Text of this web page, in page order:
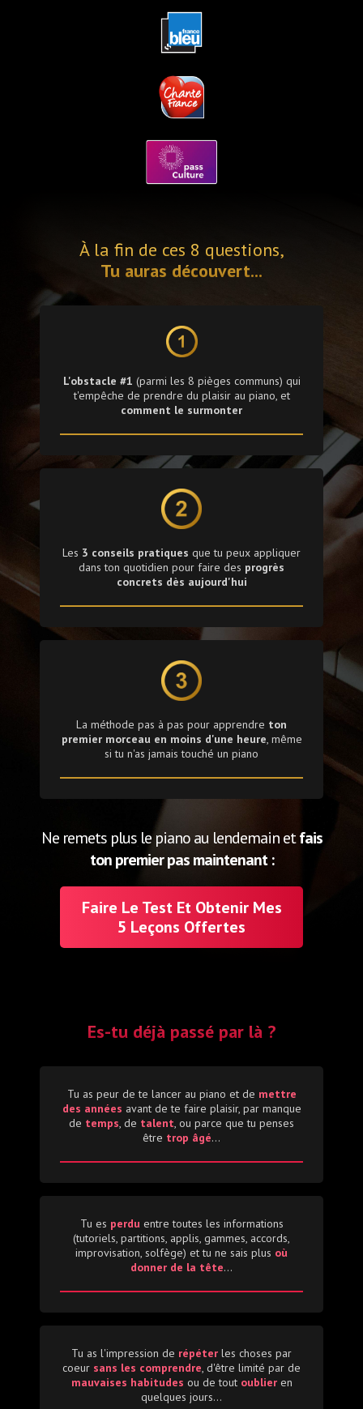
À la fin de ces 8 questions,
Tu auras découvert...
L'obstacle #1 (parmi les 8 pièges communs) qui
t'empêche de prendre du plaisir au piano, et
comment le surmonter
Les 3 conseils pratiques que tu peux appliquer
dans ton quotidien pour faire des progrès
concrets dès aujourd'hui
La méthode pas à pas pour apprendre ton
premier morceau en moins d'une heure, même
si tu n'as jamais touché un piano
Ne remets plus le piano au lendemain etfais
ton premier pas maintenant :
Faire Le Test Et Obtenir Mes
5 Leçons Offertes
Es-tu déjà passé par là ?
Tu as peur de te lancer au piano et de mettre
des années avant de te faire plaisir, par manque
de temps, de talent, ou parce que tu penses
être trop âgé...
Tu es perdu entre toutes les informations
(tutoriels, partitions, applis, gammes, accords,
improvisation, solfège) et tu ne sais plus où
donner de la tête...
Tu as l'impression de répéter les choses par
coeur sans les comprendre, d'être limité par de
mauvaises habitudes ou de tout oublier en
quelques jours...